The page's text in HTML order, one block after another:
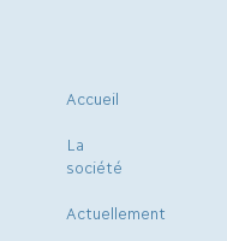
Accueil
La
société
Actuellement